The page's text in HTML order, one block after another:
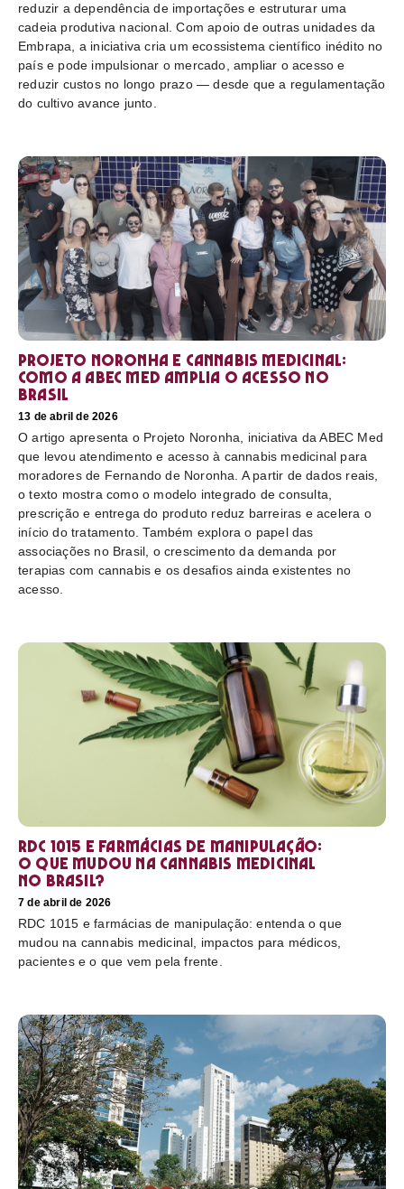
reduzir a dependência de importações e estruturar uma
cadeia produtiva nacional. Com apoio de outras unidades da
Embrapa, a iniciativa cria um ecossistema científico inédito no
país e pode impulsionar o mercado, ampliar o acesso e
reduzir custos no longo prazo — desde que a regulamentação
do cultivo avance junto.
Projeto Noronha e cannabis medicinal:
como a ABEC Med amplia o acesso no
Brasil
13 de abril de 2026
O artigo apresenta o Projeto Noronha, iniciativa da ABEC Med
que levou atendimento e acesso à cannabis medicinal para
moradores de Fernando de Noronha. A partir de dados reais,
o texto mostra como o modelo integrado de consulta,
prescrição e entrega do produto reduz barreiras e acelera o
início do tratamento. Também explora o papel das
associações no Brasil, o crescimento da demanda por
terapias com cannabis e os desafios ainda existentes no
acesso.
RDC 1015 e farmácias de manipulação:
o que mudou na cannabis medicinal
no Brasil?
7 de abril de 2026
RDC 1015 e farmácias de manipulação: entenda o que
mudou na cannabis medicinal, impactos para médicos,
pacientes e o que vem pela frente.